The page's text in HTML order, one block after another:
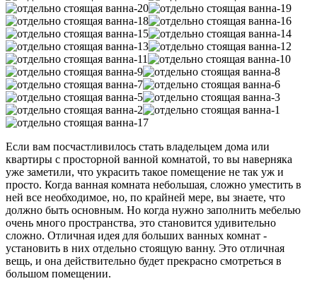
Если вам посчастливилось стать владельцем дома или
квартиры с просторной ванной комнатой, то вы наверняка
уже заметили, что украсить такое помещение не так уж и
просто. Когда ванная комната небольшая, сложно уместить в
ней все необходимое, но, по крайней мере, вы знаете, что
должно быть основным. Но когда нужно заполнить мебелью
очень много пространства, это становится удивительно
сложно. Отличная идея для больших ванных комнат -
установить в них отдельно стоящую ванну. Это отличная
вещь, и она действительно будет прекрасно смотреться в
большом помещении.